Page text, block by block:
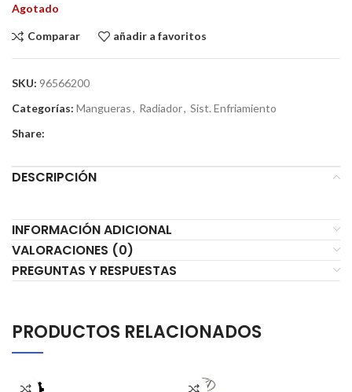
Agotado
Comparar añadir a favoritos
SKU: 96566200
Categorías: Mangueras, Radiador, Sist. Enfriamiento
Share:
DESCRIPCIÓN
INFORMACIÓN ADICIONAL
VALORACIONES (0)
PREGUNTAS Y RESPUESTAS
PRODUCTOS RELACIONADOS